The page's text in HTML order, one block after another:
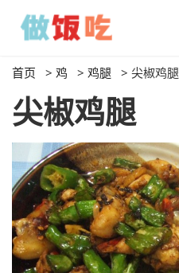
首页 > 鸡 > 鸡腿 > 尖椒鸡腿
尖椒鸡腿